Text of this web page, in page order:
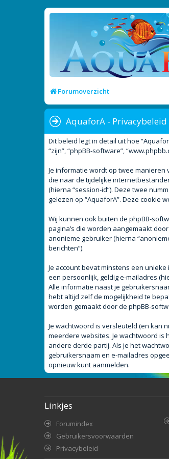
Forumoverzicht
AquaforA - Privacybeleid
Dit beleid legt in detail uit hoe
“zijn”, “phpBB-software”,
Je informatie wordt op twee
die naar de tijdelijke
(hierna “session-id”). Deze twee
gelezen op “AquaforA”. Deze cookie
Wij kunnen ook buiten de phpBB-
pagina’s die worden aangemaakt
anonieme gebruiker (hierna
berichten”).
Je account bevat minstens een
een persoonlijk, geldig e-mailadres
Alle informatie naast je
hebt altijd zelf de mogelijkheid te
worden gemaakt door de phpBB-
Je wachtwoord is versleuteld (en kan
meerdere websites. Je wachtwoord is
andere derde partij. Als je het
gebruikersnaam en e-mailadres
opnieuw kunt aanmelden.
Linkjes
Forumindex
Gebruikersvoorwaarden
Privacybeleid